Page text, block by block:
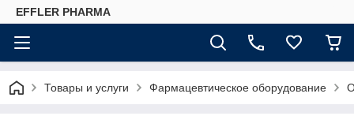
EFFLER PHARMA
Товары и услуги Фармацевтическое оборудование